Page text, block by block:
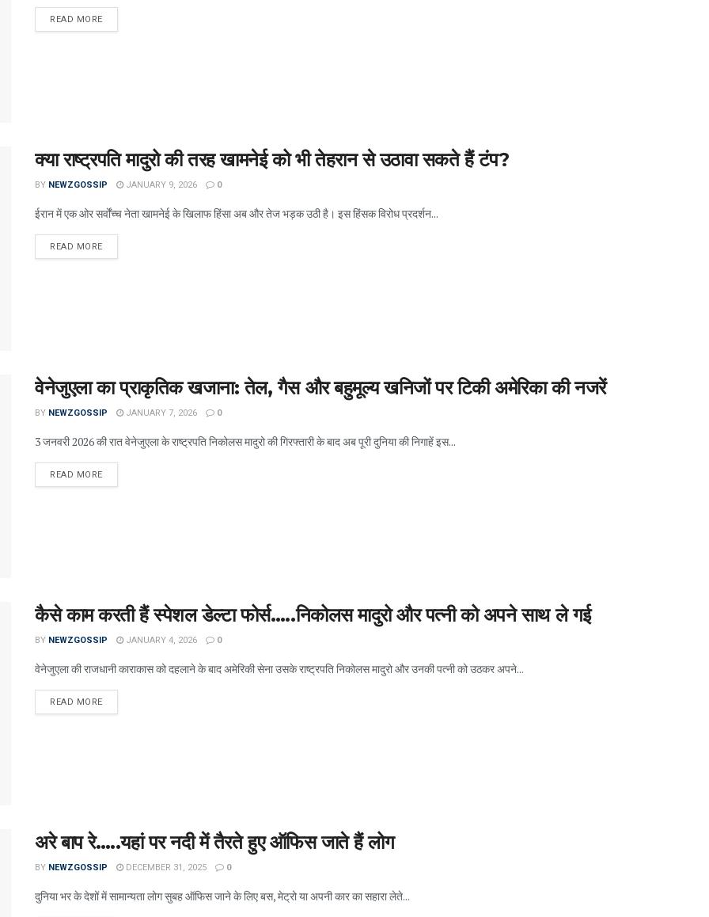
READ MORE
क्या राष्ट्रपति मादुरो की तरह खामनेई को भी तेहरान से उठावा सकते हैं टंप?
BY NEWZGOSSIP JANUARY 9, 2026 0
ईरान में एक ओर सर्वोंच्च नेता खामनेई के खिलाफ हिंसा अब और तेज भड़क उठी है। इस हिंसक विरोध प्रदर्शन...
READ MORE
वेनेजुएला का प्राकृतिक खजाना: तेल, गैस और बहुमूल्य खनिजों पर टिकी अमेरिका की नजरें
BY NEWZGOSSIP JANUARY 7, 2026 0
3 जनवरी 2026 की रात वेनेजुएला के राष्ट्रपति निकोलस मादुरो की गिरफ्तारी के बाद अब पूरी दुनिया की निगाहें इस...
READ MORE
कैसे काम करती हैं स्पेशल डेल्टा फोर्स…..निकोलस मादुरो और पत्नी को अपने साथ ले गई
BY NEWZGOSSIP JANUARY 4, 2026 0
वेनेजुएला की राजधानी काराकास को दहलाने के बाद अमेरिकी सेना उसके राष्ट्रपति निकोलस मादुरो और उनकी पत्नी को उठकर अपने...
READ MORE
अरे बाप रे…..यहां पर नदी में तैरते हुए ऑफिस जाते हैं लोग
BY NEWZGOSSIP DECEMBER 31, 2025 0
दुनिया भर के देशों में सामान्यता लोग सुबह ऑफिस जाने के लिए बस, मेट्रो या अपनी कार का सहारा लेते...